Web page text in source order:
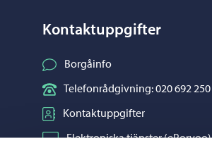
Kontaktuppgifter
Borgåinfo
Telefonrådgivning: 020 692 250
Kontaktuppgifter
Elektroniska tjänster (ePorvoo)